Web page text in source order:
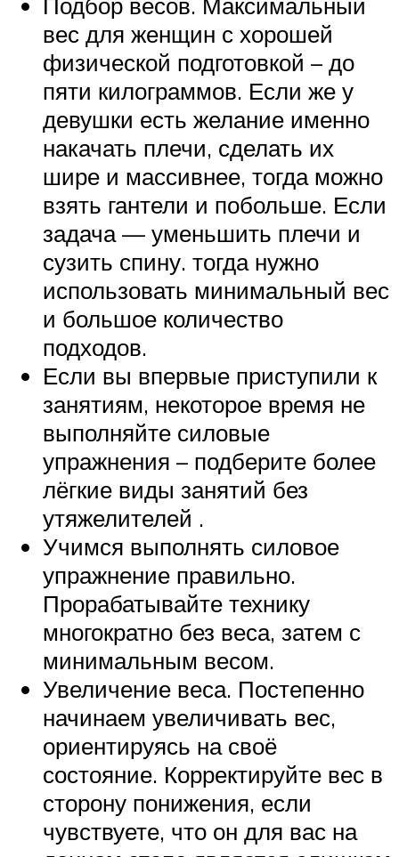
вес для женщин с хорошей
физической подготовкой – до
пяти килограммов. Если же у
девушки есть желание именно
накачать плечи, сделать их
шире и массивнее, тогда можно
взять гантели и побольше. Если
задача — уменьшить плечи и
сузить спину. тогда нужно
использовать минимальный вес
и большое количество
подходов.
Если вы впервые приступили к
занятиям, некоторое время не
выполняйте силовые
упражнения – подберите более
лёгкие виды занятий без
утяжелителей .
Учимся выполнять силовое
упражнение правильно.
Прорабатывайте технику
многократно без веса, затем с
минимальным весом.
Увеличение веса. Постепенно
начинаем увеличивать вес,
ориентируясь на своё
состояние. Корректируйте вес в
сторону понижения, если
чувствуете, что он для вас на